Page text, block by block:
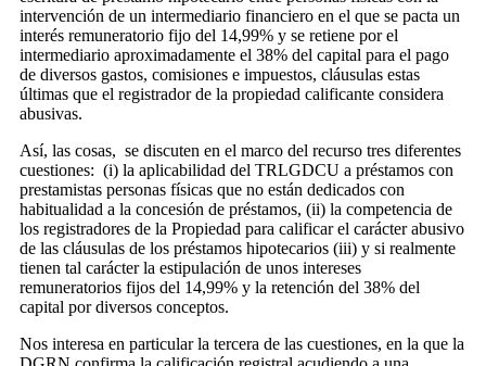
intervención de un intermediario financiero en el que se pacta un
interés remuneratorio fijo del 14,99% y se retiene por el
intermediario aproximadamente el 38% del capital para el pago
de diversos gastos, comisiones e impuestos, cláusulas estas
últimas que el registrador de la propiedad calificante considera
abusivas.
Así, las cosas, se discuten en el marco del recurso tres diferentes
cuestiones: (i) la aplicabilidad del TRLGDCU a préstamos con
prestamistas personas físicas que no están dedicados con
habitualidad a la concesión de préstamos, (ii) la competencia de
los registradores de la Propiedad para calificar el carácter abusivo
de las cláusulas de los préstamos hipotecarios (iii) y si realmente
tienen tal carácter la estipulación de unos intereses
remuneratorios fijos del 14,99% y la retención del 38% del
capital por diversos conceptos.
Nos interesa en particular la tercera de las cuestiones, en la que la